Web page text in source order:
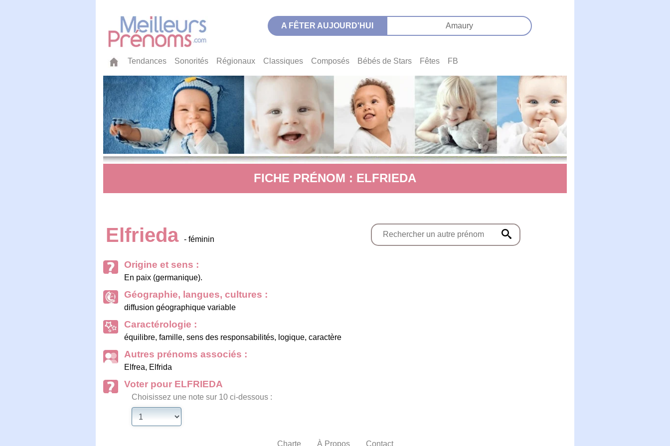
A FÊTER AUJOURD'HUI Amaury
Tendances Sonorités Régionaux Classiques Composés Bébés de Stars Fêtes FB
FICHE PRÉNOM : ELFRIEDA
Elfrieda - féminin
Origine et sens :
En paix (germanique).
Géographie, langues, cultures :
diffusion géographique variable
Caractérologie :
équilibre, famille, sens des responsabilités, logique, caractère
Autres prénoms associés :
Elfrea, Elfrida
Voter pour ELFRIEDA
Choisissez une note sur 10 ci-dessous :
Charte À Propos Contact